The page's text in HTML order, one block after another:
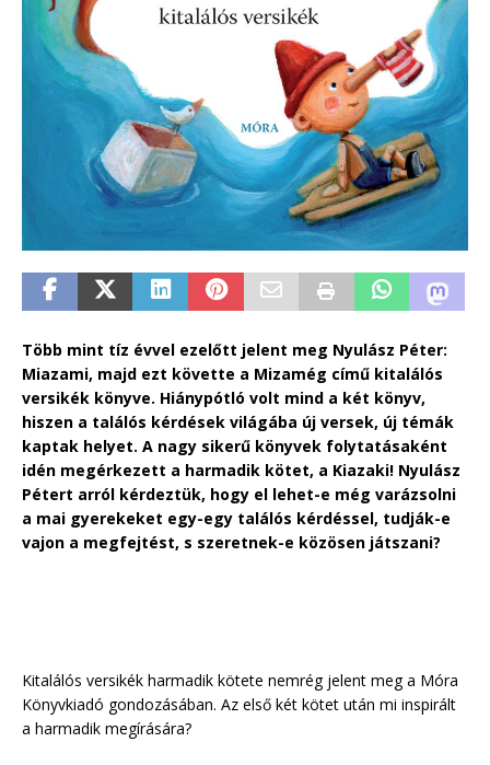
Több mint tíz évvel ezelőtt jelent meg Nyulász Péter:
Miazami, majd ezt követte a Mizamég című kitalálós
versikék könyve. Hiánypótló volt mind a két könyv,
hiszen a találós kérdések világába új versek, új témák
kaptak helyet. A nagy sikerű könyvek folytatásaként
idén megérkezett a harmadik kötet, a Kiazaki! Nyulász
Pétert arról kérdeztük, hogy el lehet-e még varázsolni
a mai gyerekeket egy-egy találós kérdéssel, tudják-e
vajon a megfejtést, s szeretnek-e közösen játszani?
Kitalálós versikék harmadik kötete nemrég jelent meg a Móra
Könyvkiadó gondozásában. Az első két kötet után mi inspirált
a harmadik megírására?